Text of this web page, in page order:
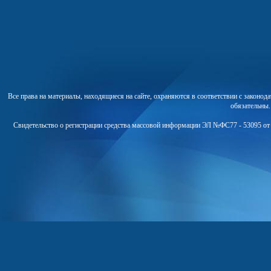
Все права на материалы, находящиеся на сайте, охраняются в соответствии с
Свидетельство о регистрации средства массовой информации ЭЛ №ФС77 - 53095